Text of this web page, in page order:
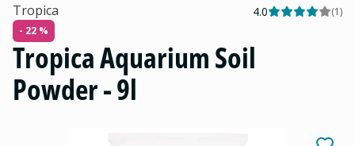
Tropica 4.0 (1)
- 22 %
Tropica Aquarium Soil
Powder - 9l